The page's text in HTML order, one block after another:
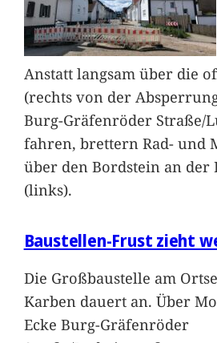
Anstatt langsam über die
(rechts von der
Burg-Gräfenröder Straße/
fahren, brettern Rad- und
über den Bordstein an der
(links).
Baustellen-Frust zieht
Die Großbaustelle am
Karben dauert an. Über
Ecke Burg-Gräfenröder